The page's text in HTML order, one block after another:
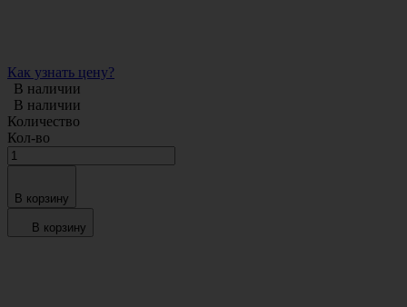
Как узнать цену?
В наличии
В наличии
Количество
Кол-во
В корзину
В корзину